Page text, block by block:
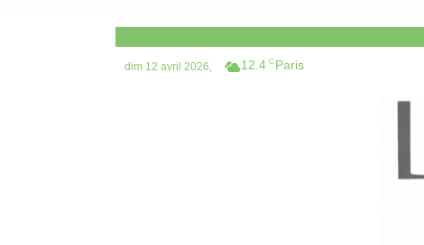
dim 12 avril 2026, 12.4 C Paris